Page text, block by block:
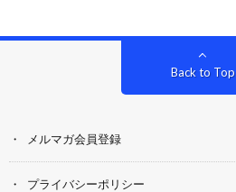
Back to Top
メルマガ会員登録
プライバシーポリシー